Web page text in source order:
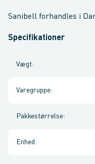
Sanibell forhandles i
Specifikationer
Vægt:
Varegruppe:
Pakkestørrelse:
Enhed :